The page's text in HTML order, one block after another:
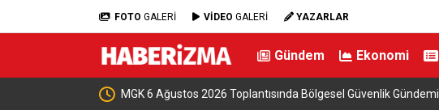
FOTO GALERİ VİDEO GALERİ YAZARLAR
Gündem Ekonomi
MGK 6 Ağustos 2026 Toplantısında Bölgesel Güvenlik Gündemi